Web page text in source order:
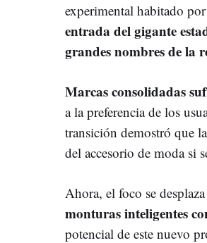
experimental habitado
entrada del gigante
grandes nombres de la
Marcas consolidadas
a la preferencia de los
transición demostró que
del accesorio de moda si
Ahora, el foco se
monturas inteligentes
potencial de este nuevo